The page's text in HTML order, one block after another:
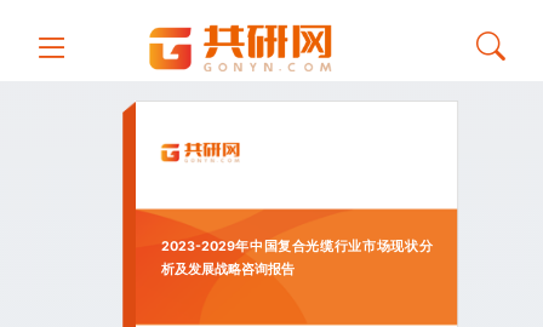
2023-2029年中国复合光缆行业市场现状分
析及发展战略咨询报告